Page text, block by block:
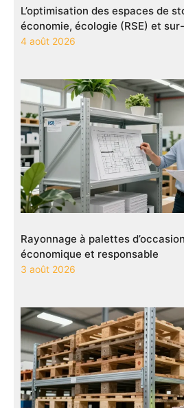
L’optimisation des espaces de
économie, écologie (RSE) et
4 août 2026
Rayonnage à palettes
économique et responsable
3 août 2026